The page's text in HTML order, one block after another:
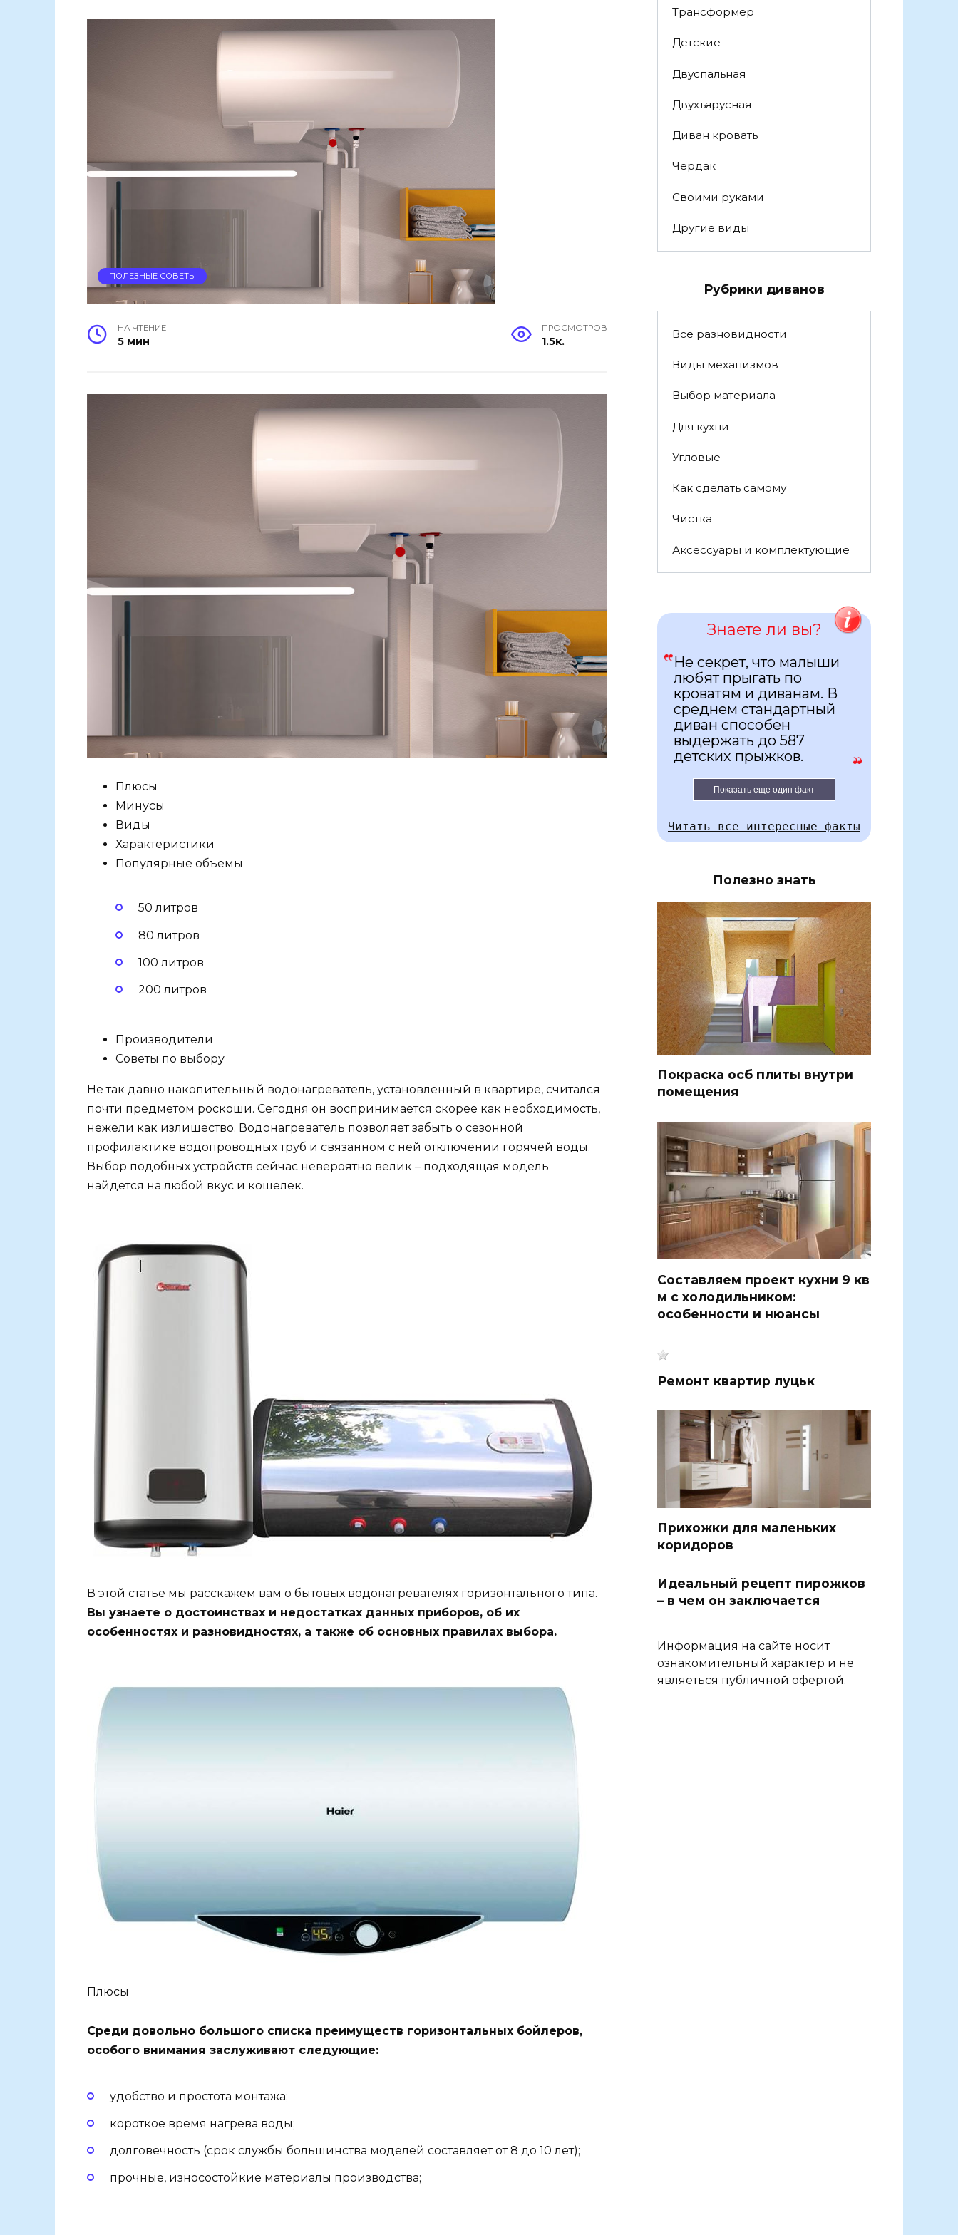
ПОЛЕЗНЫЕ СОВЕТЫ
НА ЧТЕНИЕ
5 мин
ПРОСМОТРОВ
1.5к.
Плюсы
Минусы
Виды
Характеристики
Популярные объемы
50 литров
80 литров
100 литров
200 литров
Производители
Советы по выбору
Не так давно накопительный водонагреватель, установленный в квартире, считался
почти предметом роскоши. Сегодня он воспринимается скорее как необходимость,
нежели как излишество. Водонагреватель позволяет забыть о сезонной
профилактике водопроводных труб и связанном с ней отключении горячей воды.
Выбор подобных устройств сейчас невероятно велик – подходящая модель
найдется на любой вкус и кошелек.
В этой статье мы расскажем вам о бытовых водонагревателях горизонтального типа.
Вы узнаете о достоинствах и недостатках данных приборов, об их
особенностях и разновидностях, а также об основных правилах выбора.
Плюсы
Среди довольно большого списка преимуществ горизонтальных бойлеров,
особого внимания заслуживают следующие:
удобство и простота монтажа;
короткое время нагрева воды;
долговечность (срок службы большинства моделей составляет от 8 до 10 лет);
прочные, износостойкие материалы производства;
Трансформер
Детские
Двуспальная
Двухъярусная
Диван кровать
Чердак
Своими руками
Другие виды
Рубрики диванов
Все разновидности
Виды механизмов
Выбор материала
Для кухни
Угловые
Как сделать самому
Чистка
Аксессуары и комплектующие
Знаете ли вы?
Не секрет, что малыши
любят прыгать по
кроватям и диванам. В
среднем стандартный
диван способен
выдержать до 587
детских прыжков.
Показать еще один факт
Читать все интересные факты
Полезно знать
Покраска осб плиты внутри
помещения
Составляем проект кухни 9 кв
м с холодильником:
особенности и нюансы
Ремонт квартир луцьк
Прихожки для маленьких
коридоров
Идеальный рецепт пирожков
– в чем он заключается
Информация на сайте носит
ознакомительный характер и не
являеться публичной офертой.